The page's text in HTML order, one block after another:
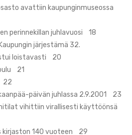
avattiin kaupunginmuseossa
perinnekillan juhlavuosi 18
järjestämä 32.
loistavasti 20
21
22
päivän juhlassa 2.9.2001 23
vihittiin virallisesti käyttöönsä
kirjaston 140 vuoteen 29